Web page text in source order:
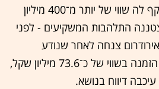
זינקה המניה לשיא ששיקף לה שווי של יותר מ־400 מיליון
התלהבות המשקיעים - לפני
צנחה לאחר שנודע
שמשרד הביטחון צמצם הזמנה בשווי של כ־73.6 מיליון שקל,
דיווח בנושא.